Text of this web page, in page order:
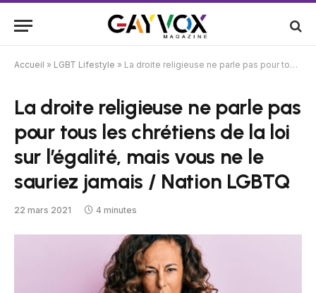
Accueil » LGBT Lifestyle » La droite religieuse ne parle pas pour tous les chrétiens de la loi sur l’égalité, mais vous ne le sauriez jamais / Nation LGBTQ
La droite religieuse ne parle pas
pour tous les chrétiens de la loi
sur l’égalité, mais vous ne le
sauriez jamais / Nation LGBTQ
22 mars 2021 4 minutes